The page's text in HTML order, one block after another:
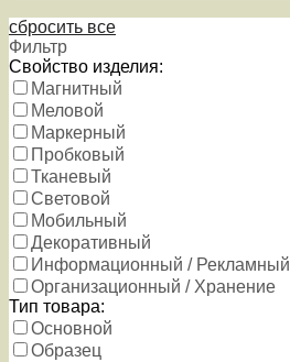
сбросить все
Фильтр
Свойство изделия:
Магнитный
Меловой
Маркерный
Пробковый
Тканевый
Световой
Мобильный
Декоративный
Информационный / Рекламный
Организационный / Хранение
Тип товара:
Основной
Образец